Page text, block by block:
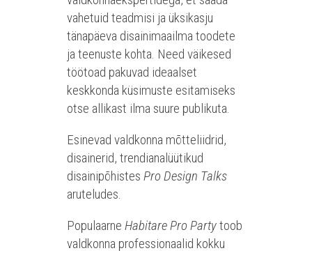
vahetuid teadmisi ja üksikasju
tänapäeva disainimaailma toodete
ja teenuste kohta. Need väikesed
töötoad pakuvad ideaalset
keskkonda küsimuste esitamiseks
otse allikast ilma suure publikuta.
Esinevad valdkonna mõtteliidrid,
disainerid, trendianalüütikud
disainipõhistesPro Design Talks
aruteludes.
PopulaarneHabitare Pro Partytoob
valdkonna professionaalid kokku